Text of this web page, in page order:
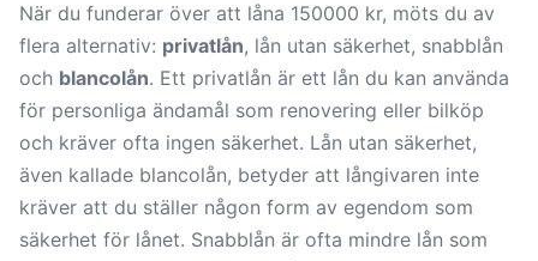
När du funderar över att låna 150000 kr, möts du av
flera alternativ: privatlån, lån utan säkerhet, snabblån
och blancolån. Ett privatlån är ett lån du kan använda
för personliga ändamål som renovering eller bilköp
och kräver ofta ingen säkerhet. Lån utan säkerhet,
även kallade blancolån, betyder att långivaren inte
kräver att du ställer någon form av egendom som
säkerhet för lånet. Snabblån är ofta mindre lån som